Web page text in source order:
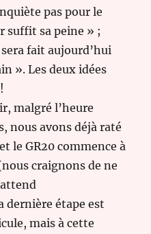
pas pour le
suffit sa peine » ;
fait aujourd’hui
». Les deux idées
malgré l’heure
nous avons déjà raté
le GR20 commence à
craignons de ne
dernière étape est
mais à cette